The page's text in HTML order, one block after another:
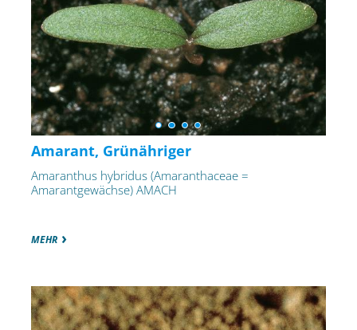
Amarant, Grünähriger
Amaranthus hybridus (Amaranthaceae =
Amarantgewächse) AMACH
MEHR